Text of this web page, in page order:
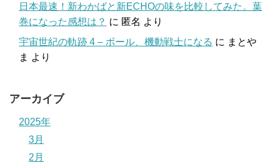
日本最速！新わかばと新ECHOの味を比較してみた。葉
巻になった感想は？ に 匿名 より
宇宙世紀の軌跡 4 – ボール、機動戦士になる に まとや
ま より
アーカイブ
2025年
3月
2月